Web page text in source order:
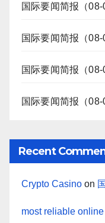
国际要闻简报（08-
国际要闻简报（08-
国际要闻简报（08-
国际要闻简报（08-
Recent
Crypto Casino on
most reliable